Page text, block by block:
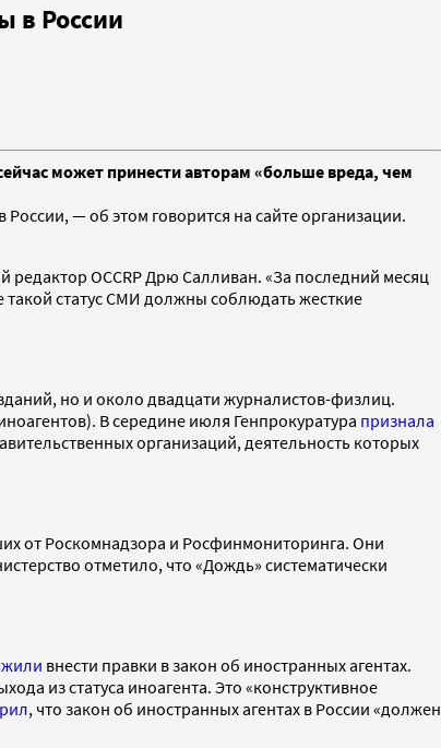
в России
может принести авторам «больше вреда, чем
— об этом говорится на сайте организации.
OCCRP Дрю Салливан. «За последний месяц
такой статус СМИ должны соблюдать жесткие
но и около двадцати журналистов-физлиц.
В середине июля Генпрокуратура признала
организаций, деятельность которых
от Роскомнадзора и Росфинмониторинга. Они
отметило, что «Дождь» систематически
внести правки в закон об иностранных агентах.
из статуса иноагента. Это «конструктивное
, что закон об иностранных агентах в России «должен